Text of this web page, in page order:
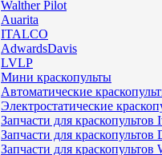
Walther Pilot
Auarita
ITALCO
AdwardsDavis
LVLP
Мини краскопульты
Автоматические
Электростатические
Запчасти для краскопультов
Запчасти для краскопультов
Запчасти для краскопультов